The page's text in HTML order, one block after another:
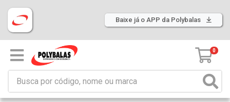
Baixe já o APP da Polybalas
0